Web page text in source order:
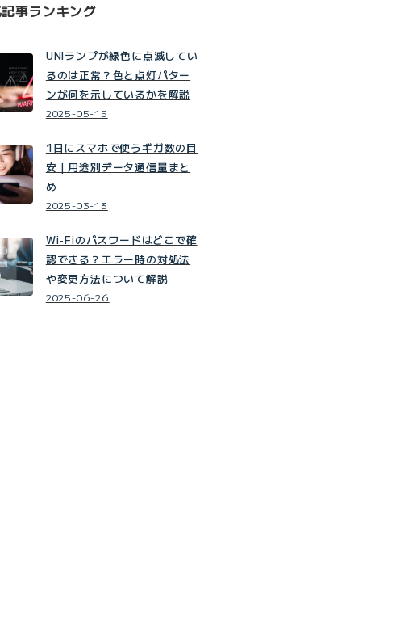
事ランキング
UNIランプが緑色に点滅してい
るのは正常？色と点灯パター
ンが何を示しているかを解説
2025-05-15
1日にスマホで使うギガ数の目
安｜用途別データ通信量まと
め
2025-03-13
Wi-Fiのパスワードはどこで確
認できる？エラー時の対処法
や変更方法について解説
2025-06-26